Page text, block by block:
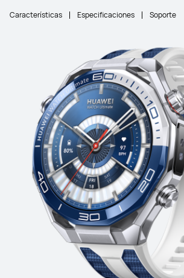
Características Especificaciones Soporte